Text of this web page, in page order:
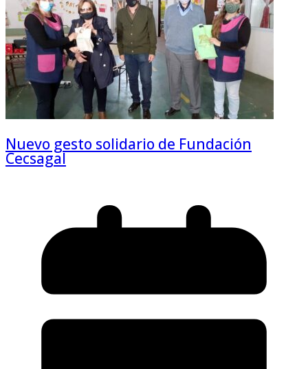
Nuevo gesto solidario de Fundación
Cecsagal